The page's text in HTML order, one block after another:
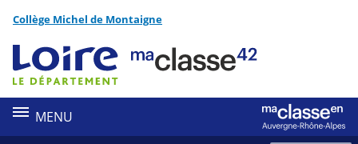
Menu de la rubrique
Contenu
Collège Michel de Montaigne
MENU